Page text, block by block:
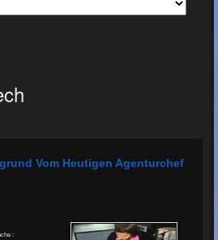
Vom Heutigen Agenturchef
: